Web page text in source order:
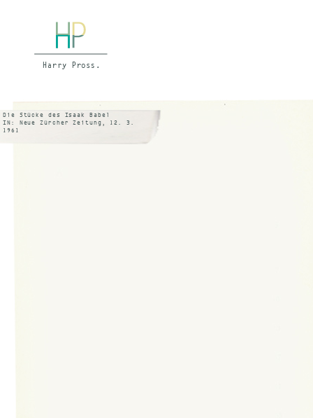
Die Stücke des Isaak Babel
IN: Neue Zürcher Zeitung, 12. 3.
1961